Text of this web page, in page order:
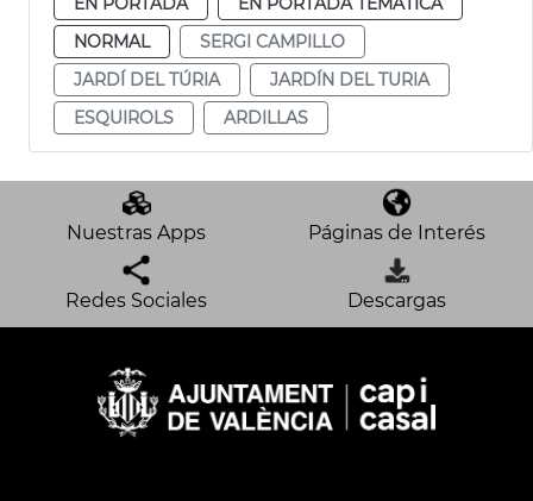
NORMAL
SERGI CAMPILLO
JARDÍ DEL TÚRIA
JARDÍN DEL TURIA
ESQUIROLS
ARDILLAS
Nuestras Apps Páginas de Interés
Redes Sociales Descargas